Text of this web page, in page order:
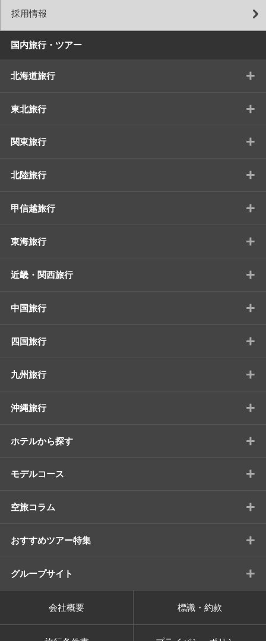
採用情報
国内旅行・ツアー
北海道旅行 +
東北旅行 +
関東旅行 +
北陸旅行 +
甲信越旅行 +
東海旅行 +
近畿・関西旅行 +
中国旅行 +
四国旅行 +
九州旅行 +
沖縄旅行 +
ホテルから探す +
モデルコース +
空旅コラム +
おすすめツアー特集 +
グループサイト +
会社概要 標識・約款